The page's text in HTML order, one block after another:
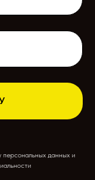
персональных данных и